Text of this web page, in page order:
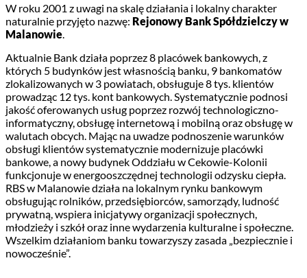
W roku 2001 z uwagi na skalę działania i lokalny charakter
naturalnie przyjęto nazwę: Rejonowy Bank Spółdzielczy w
Malanowie.
Aktualnie Bank działa poprzez 8 placówek bankowych, z
których 5 budynków jest własnością banku, 9 bankomatów
zlokalizowanych w 3 powiatach, obsługuje 8 tys. klientów
prowadząc 12 tys. kont bankowych. Systematycznie podnosi
jakość oferowanych usług poprzez rozwój technologiczno-
informatyczny, obsługę internetową i mobilną oraz obsługę w
walutach obcych. Mając na uwadze podnoszenie warunków
obsługi klientów systematycznie modernizuje placówki
bankowe, a nowy budynek Oddziału w Cekowie-Kolonii
funkcjonuje w energooszczędnej technologii odzysku ciepła.
RBS w Malanowie działa na lokalnym rynku bankowym
obsługując rolników, przedsiębiorców, samorządy, ludność
prywatną, wspiera inicjatywy organizacji społecznych,
młodzieży i szkół oraz inne wydarzenia kulturalne i społeczne.
Wszelkim działaniom banku towarzyszy zasada „bezpiecznie i
nowocześnie”.